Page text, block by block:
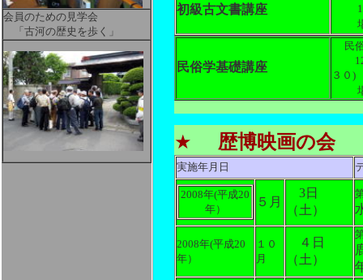
会員のための見学会
「古河の歴史を歩く」
初級古文書講座
民俗学基礎講座
民
12
３０)
★ 歴博映画の会
実施年月日
2008年(平成20
年）
５月
3日
（土）
2008年(平成20
年）
１０
月
４日
（土）